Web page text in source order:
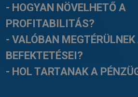
- HOGYAN NÖVELHETŐ A
PROFITABILITÁS?
- VALÓBAN MEGTÉRÜLNEK
BEFEKTETÉSEI?
- HOL TARTANAK A